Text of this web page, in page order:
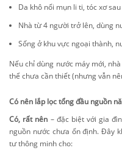
Da khô nổi mụn li ti, tóc xơ
Nhà từ 4 người trở lên, dùng
Sống ở khu vực ngoại thành,
Nếu chỉ dùng nước máy mới,
thể chưa cần thiết (nhưng vẫn
Có nên lắp lọc tổng đầu nguồn
Có, rất nên – đặc biệt với gia
nguồn nước chưa ổn định. Đây
tư thông minh cho: